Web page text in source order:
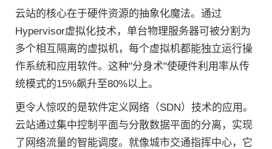
云站的核心在于硬件资源的抽象化魔法。通过
Hypervisor虚拟化技术，单台物理服务器可被分割为
多个相互隔离的虚拟机，每个虚拟机都能独立运行操
作系统和应用软件。这种"分身术"使硬件利用率从传
统模式的15%飙升至80%以上。
更令人惊叹的是软件定义网络（SDN）技术的应用。
云站通过集中控制平面与分散数据平面的分离，实现
了网络流量的智能调度。就像城市交通指挥中心，它